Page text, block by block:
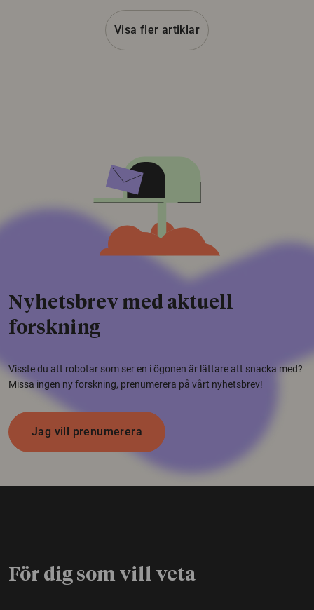
Visa fler artiklar
Nyhetsbrev med aktuell
forskning
Visste du att robotar som ser en i ögonen är lättare att snacka med?
Missa ingen ny forskning, prenumerera på vårt nyhetsbrev!
Jag vill prenumerera
För dig som vill veta